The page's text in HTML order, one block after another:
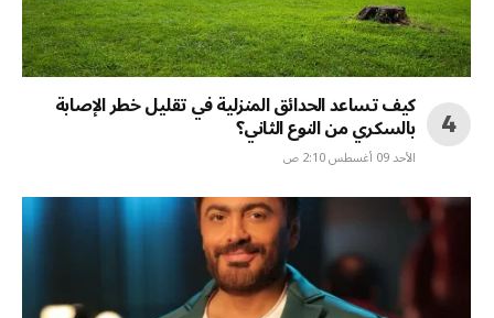
كيف تساعد الحدائق المنزلية في تقليل خطر الإصابة
بالسكري من النوع الثاني؟
الأحد 09 أغسطس 2:10 ص